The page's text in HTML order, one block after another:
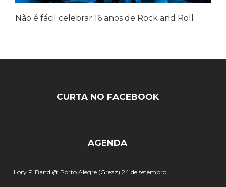
Não é fácil celebrar 16 anos de Rock and Roll
CURTA NO FACEBOOK
AGENDA
Lory F. Band @ Porto Alegre (Grezz) 24 de setembro